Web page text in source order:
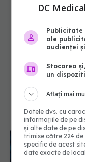
DC
Publicitate
ale
audienței
Stocarea
un
Aflați mai
Datele dvs. cu
informațiile de pe
și alte date de pe
trimise către 224
specific de acest
date exacte de